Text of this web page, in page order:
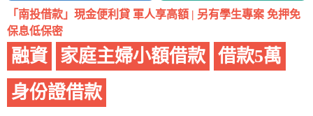
「南投借款」現金便利貸 軍人享高額 | 另有學生專案 免押免
保息低保密
融資 家庭主婦小額借款
借款5萬
身份證借款